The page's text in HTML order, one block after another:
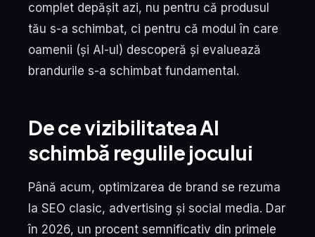
complet depășit azi, nu pentru că produsul
tău s-a schimbat, ci pentru că modul în care
oamenii (și AI-ul) descoperă și evaluează
brandurile s-a schimbat fundamental.
De ce vizibilitatea AI
schimbă regulile jocului
Până acum, optimizarea de brand se rezuma
la SEO clasic, advertising și social media. Dar
în 2026, un procent semnificativ din primele